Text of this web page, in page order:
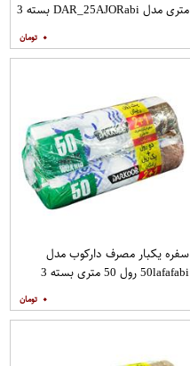
متری مدل DAR_25AJORabi بسته 3
۰
سفره یکبار مصرف دارکوب مدل
50lafafabi رول 50 متری بسته 3
۰